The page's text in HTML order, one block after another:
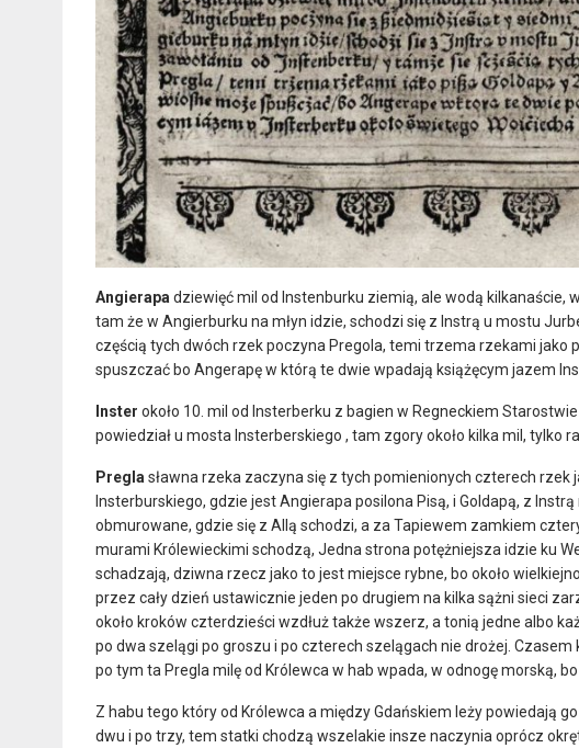
Angierapa dziewięć mil od Instenburku ziemią, ale wodą kilkanaście,
tam że w Angierburku na młyn idzie, schodzi się z Instrą u mostu
częścią tych dwóch rzek poczyna Pregola, temi trzema rzekami jako
spuszczać bo Angerapę w którą te dwie wpadają książęcym jazem
Inster około 10. mil od Insterberku z bagien w Regneckiem
powiedział u mosta Insterberskiego , tam zgory około kilka mil, tylko
Pregla sławna rzeka zaczyna się z tych pomienionych czterech rzek
Insterburskiego, gdzie jest Angierapa posilona Pisą, i Goldapą, z
obmurowane, gdzie się z Allą schodzi, a za Tapiewem zamkiem
murami Królewieckimi schodzą, Jedna strona potężniejsza idzie ku
schadzają, dziwna rzecz jako to jest miejsce rybne, bo około
przez cały dzień ustawicznie jeden po drugiem na kilka sążni sieci
około kroków czterdzieści wzdłuż także wszerz, a tonią jedne albo
po dwa szelągi po groszu i po czterech szelągach nie drożej.
po tym ta Pregla milę od Królewca w hab wpada, w odnogę morską,
Z habu tego który od Królewca a między Gdańskiem leży powiedają
dwu i po trzy, tem statki chodzą wszelakie insze naczynia oprócz